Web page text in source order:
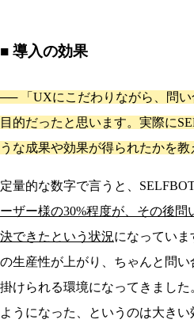
■ 導入の効果
──「UXにこだわりながら、問い
目的だったと思います。実際に
うな成果や効果が得られたかを教
定量的な数字で言うと、
ーザー様の30%程度が、その後
決できたという状況になっていま
の生産性が上がり、ちゃんと問
掛けられる環境になってきまし
ようになった、というのは大きい